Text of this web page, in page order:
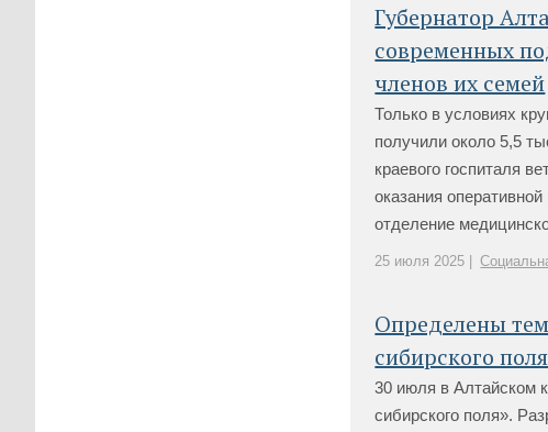
Губернатор
современных
членов их семей
Только в условиях
получили около 5,5
краевого госпиталя
оказания
отделение
25 июля 2025 |
Определены
сибирского
30 июля в Алтайском
сибирского поля».